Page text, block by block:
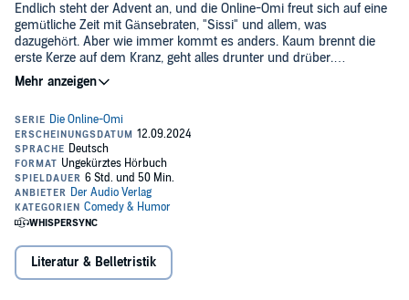
Endlich steht der Advent an, und die Online-Omi freut sich auf eine
gemütliche Zeit mit Gänsebraten, "Sissi" und allem, was
dazugehört. Aber wie immer kommt es anders. Kaum brennt die
erste Kerze auf dem Kranz, geht alles drunter und drüber.
Stromausfall, kein fließendes Wasser – und dann versucht Tochter
Kirsten auch noch, mit der Deutschen Bahn anzureisen! Nie hätte
Wohnstube sitzen und zusammen Weihnachten feiern würde. Es
wird ein ganz besonderes Fest, das kann man wohl sagen. Aber das
alles erzählt Ihnen Renate am besten selbst!
©2024 Rowohlt Verlag GmbH (P)2024 DAV
Literatur & Belletristik